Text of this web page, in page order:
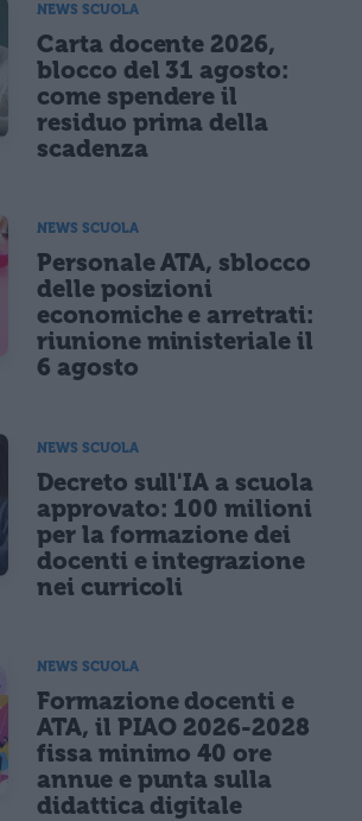
NEWS SCUOLA
Carta docente 2026,
blocco del 31 agosto:
come spendere il
residuo prima della
scadenza
NEWS SCUOLA
Personale ATA, sblocco
delle posizioni
economiche e arretrati:
riunione ministeriale il
6 agosto
NEWS SCUOLA
Decreto sull'IA a scuola
approvato: 100 milioni
per la formazione dei
docenti e integrazione
nei curricoli
NEWS SCUOLA
Formazione docenti e
ATA, il PIAO 2026-2028
fissa minimo 40 ore
annue e punta sulla
didattica digitale